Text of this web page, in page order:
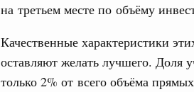
на третьем месте по объёму
Качественные характеристики
оставляют желать лучшего. Доля
только 2% от всего объёма